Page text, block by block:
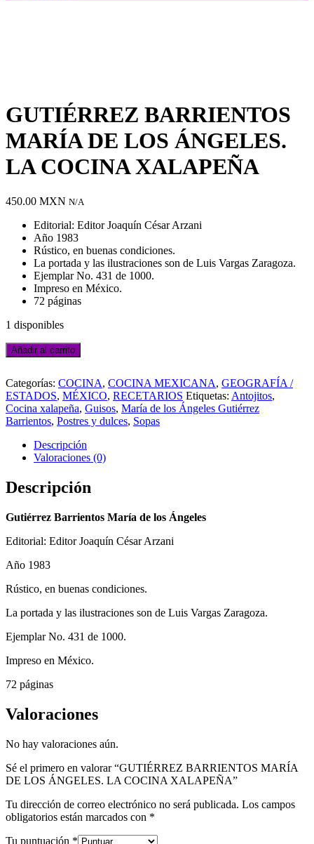
GUTIÉRREZ BARRIENTOS
MARÍA DE LOS ÁNGELES.
LA COCINA XALAPEÑA
450.00 MXN N/A
Editorial: Editor Joaquín César Arzani
Año 1983
Rústico, en buenas condiciones.
La portada y las ilustraciones son de Luis Vargas Zaragoza.
Ejemplar No. 431 de 1000.
Impreso en México.
72 páginas
1 disponibles
GUTIÉRREZ
BARRIENTOS
DE
LOS
ÁNGELES.
LA
XALAPEÑA
cantidad
Añadir al carrito
a
la
lista
de
Categorías: COCINA, COCINA MEXICANA, GEOGRAFÍA /
ESTADOS, MÉXICO, RECETARIOS Etiquetas: Antojitos,
Cocina xalapeña, Guisos, María de los Ángeles Gutiérrez
Barrientos, Postres y dulces, Sopas
Descripción
Valoraciones (0)
Descripción
Gutiérrez Barrientos María de los Ángeles
Editorial: Editor Joaquín César Arzani
Año 1983
Rústico, en buenas condiciones.
La portada y las ilustraciones son de Luis Vargas Zaragoza.
Ejemplar No. 431 de 1000.
Impreso en México.
72 páginas
Valoraciones
No hay valoraciones aún.
Sé el primero en valorar “GUTIÉRREZ BARRIENTOS MARÍA
DE LOS ÁNGELES. LA COCINA XALAPEÑA”
Tu dirección de correo electrónico no será publicada. Los campos
obligatorios están marcados con *
Tu puntuación *